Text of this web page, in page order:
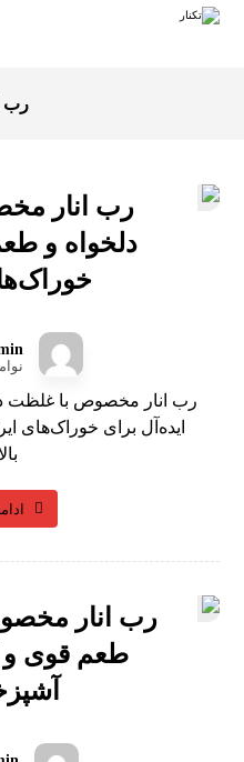
رب
رب انار
دلخواه و
نوامبر
رب انار مخصوص با غلظت
ایده‌آل برای خوراک‌های
رب انار
طعم قوی و